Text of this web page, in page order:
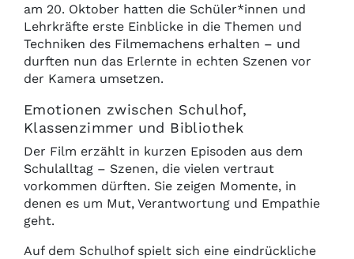
am 20. Oktober hatten die Schüler*innen und
Lehrkräfte erste Einblicke in die Themen und
Techniken des Filmemachens erhalten – und
durften nun das Erlernte in echten Szenen vor
der Kamera umsetzen.
Emotionen zwischen Schulhof,
Klassenzimmer und Bibliothek
Der Film erzählt in kurzen Episoden aus dem
Schulalltag – Szenen, die vielen vertraut
vorkommen dürften. Sie zeigen Momente, in
denen es um Mut, Verantwortung und Empathie
geht.
Auf dem Schulhof spielt sich eine eindrückliche